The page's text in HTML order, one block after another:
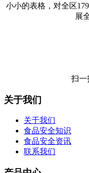
小小的表格，对全区
展
扫一
关于我们
关于我们
食品安全知识
食品安全资讯
联系我们